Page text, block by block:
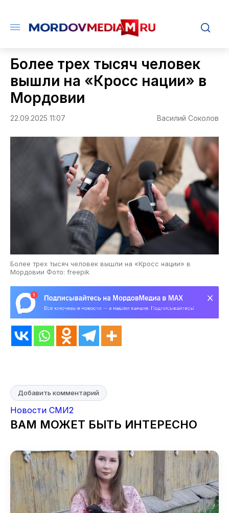
Более трех тысяч человек
вышли на «Кросс нации» в
Мордовии
22.09.2025 11:07 Василий Соколов
Более трех тысяч человек вышли на «Кросс нации» в
Мордовии Фото: freepik
Добавить комментарий
Новости СМИ2
ВАМ МОЖЕТ БЫТЬ ИНТЕРЕСНО